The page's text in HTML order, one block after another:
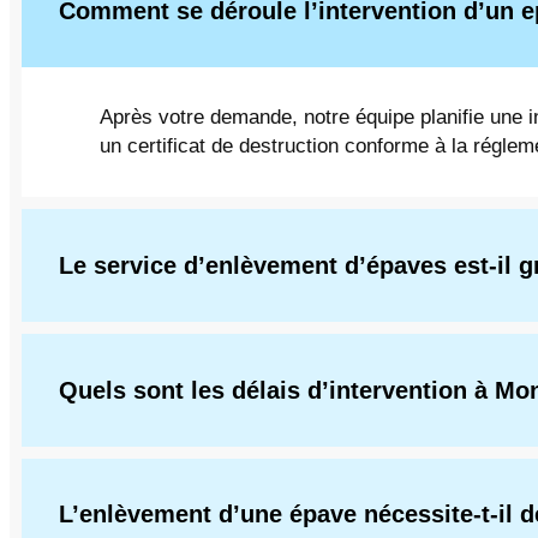
Comment se déroule l’intervention d’un
Après votre demande, notre équipe planifie
un certificat de destruction conforme à la
Le service d’enlèvement d’épaves est-il
Quels sont les délais d’intervention à
L’enlèvement d’une épave nécessite-t-il